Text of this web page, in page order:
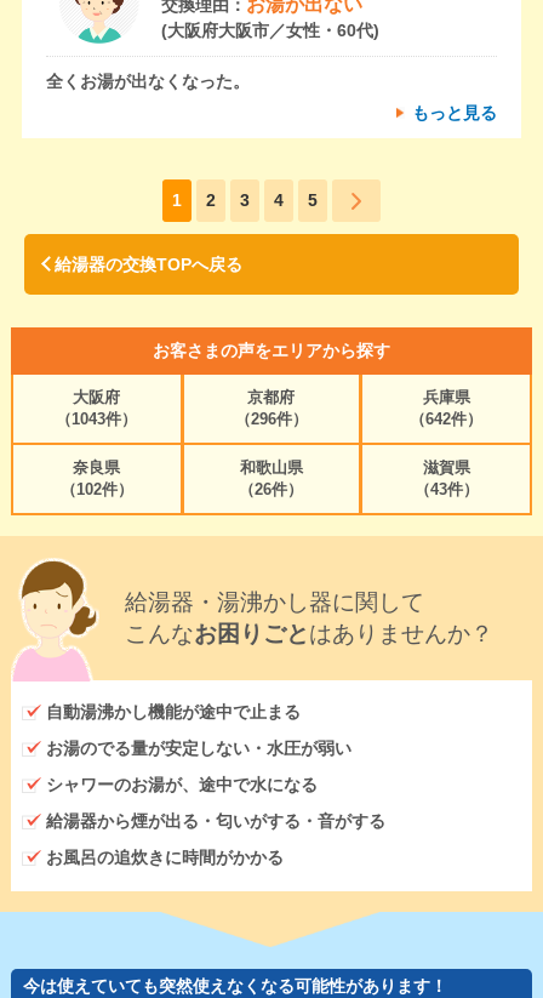
交換理由：
(大阪府大阪市／女性・60代)
全くお湯が出なくなった。
もっと見る
1 2 3 4 5
給湯器の交換TOPへ戻る
お客さまの声をエリアから探す
大阪府
（1043件）
京都府
（296件）
兵庫県
（642件）
奈良県
（102件）
和歌山県
（26件）
滋賀県
（43件）
給湯器・湯沸かし器に関して
こんなお困りごとはありませんか？
自動湯沸かし機能が途中で止まる
お湯のでる量が安定しない・水圧が弱い
シャワーのお湯が、途中で水になる
給湯器から煙が出る・匂いがする・音がする
お風呂の追炊きに時間がかかる
今は使えていても突然使えなくなる可能性があります！